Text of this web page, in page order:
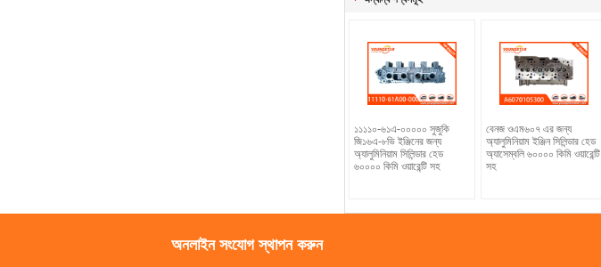
১১১১০-৬১এ-০০০০০ সুজুকি
জি১৬এ-৮ভি ইঞ্জিনের জন্য
অ্যালুমিনিয়াম সিলিন্ডার হেড
৬০০০০ কিমি ওয়ারেন্টি সহ
বেনজ ওএম৬০৭ এর জন্য
অ্যালুমিনিয়াম ইঞ্জিন সিলিন্ডার হেড
অ্যাসেম্বলি ৬০০০০ কিমি ওয়ারেন্টি
সহ
অনলাইন সংযোগ স্থাপন করুন